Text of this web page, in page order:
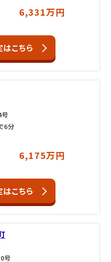
6,331万円
こちら
6分
6,175万円
こちら
号